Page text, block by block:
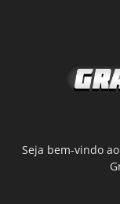
Seja bem-vindo